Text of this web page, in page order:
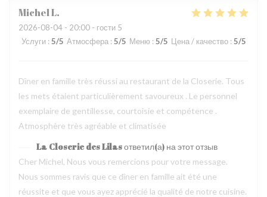
MichelL
2026-08-04 - 20:00 - гости 5
Услуги : 5/5 Атмосфера : 5/5 Меню : 5/5 Цена / качество : 5/5
Dîner en famille très réussi au restaurant de la Closerie. Tous
les mets étaient particulièrement savoureux . Le personnel
exemplaire de gentillesse, courtoisie et compétence .
Atmosphère très agréable et climatisée
La Closerie des Lilasответил(а) на этот отзыв
Cher Michel, Nous vous remercions pour votre message.
Nous sommes ravis que ce dîner en famille ait été une
réussite et que vous ayez apprécié la qualité de notre cuisine.